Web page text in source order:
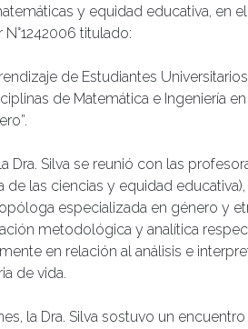
y equidad educativa, en
N°1242006 titulado:
de Estudiantes
de Matemática e Ingeniería
Dra. Silva se reunió con las
de las ciencias y equidad
especializada en género y
metodológica y analítica
en relación al análisis e
de vida.
la Dra. Silva sostuvo un